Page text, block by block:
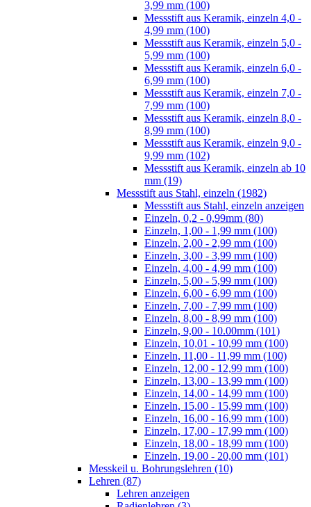
3,99 mm (100)
Messstift aus Keramik, einzeln 4,0 -
4,99 mm (100)
Messstift aus Keramik, einzeln 5,0 -
5,99 mm (100)
Messstift aus Keramik, einzeln 6,0 -
6,99 mm (100)
Messstift aus Keramik, einzeln 7,0 -
7,99 mm (100)
Messstift aus Keramik, einzeln 8,0 -
8,99 mm (100)
Messstift aus Keramik, einzeln 9,0 -
9,99 mm (102)
Messstift aus Keramik, einzeln ab 10
mm (19)
Messstift aus Stahl, einzeln (1982)
Messstift aus Stahl, einzeln anzeigen
Einzeln, 0,2 - 0,99mm (80)
Einzeln, 1,00 - 1,99 mm (100)
Einzeln, 2,00 - 2,99 mm (100)
Einzeln, 3,00 - 3,99 mm (100)
Einzeln, 4,00 - 4,99 mm (100)
Einzeln, 5,00 - 5,99 mm (100)
Einzeln, 6,00 - 6,99 mm (100)
Einzeln, 7,00 - 7,99 mm (100)
Einzeln, 8,00 - 8,99 mm (100)
Einzeln, 9,00 - 10.00mm (101)
Einzeln, 10,01 - 10,99 mm (100)
Einzeln, 11,00 - 11,99 mm (100)
Einzeln, 12,00 - 12,99 mm (100)
Einzeln, 13,00 - 13,99 mm (100)
Einzeln, 14,00 - 14,99 mm (100)
Einzeln, 15,00 - 15,99 mm (100)
Einzeln, 16,00 - 16,99 mm (100)
Einzeln, 17,00 - 17,99 mm (100)
Einzeln, 18,00 - 18,99 mm (100)
Einzeln, 19,00 - 20,00 mm (101)
Messkeil u. Bohrungslehren (10)
Lehren (87)
Lehren anzeigen